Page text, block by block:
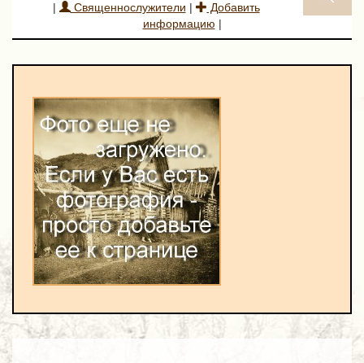
| Священнослужители |
Добавить
информацию |